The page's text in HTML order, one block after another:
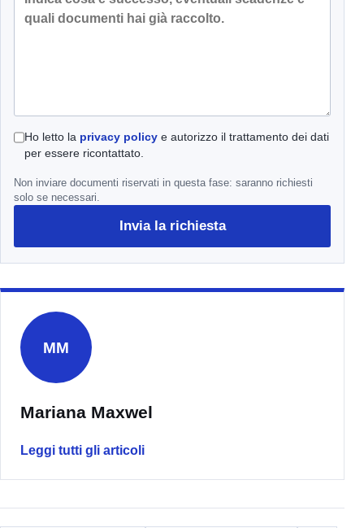
Ho letto la privacy policye autorizzo il trattamento dei dati
per essere ricontattato.
Non inviare documenti riservati in questa fase: saranno richiesti
solo se necessari.
Invia la richiesta
MM
Mariana Maxwel
Leggi tutti gli articoli